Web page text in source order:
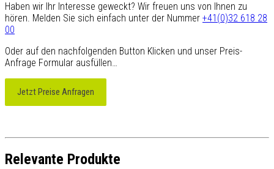
Haben wir Ihr Interesse geweckt? Wir freuen uns von Ihnen zu
hören. Melden Sie sich einfach unter der Nummer +41(0)32 618 28
00
Oder auf den nachfolgenden Button Klicken und unser Preis-
Anfrage Formular ausfüllen…
Jetzt Preise Anfragen
Relevante Produkte